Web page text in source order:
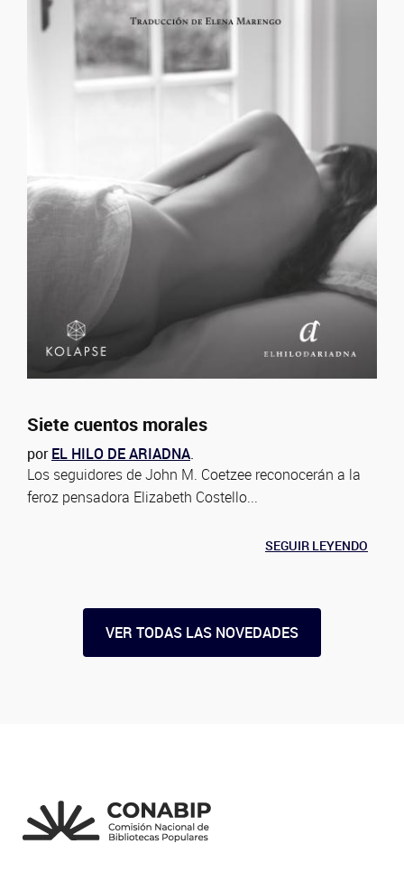
Siete cuentos morales
porEL HILO DE ARIADNA.
Los seguidores de John M. Coetzee reconocerán a la
feroz pensadora Elizabeth Costello...
SEGUIR LEYENDO
VER TODAS LAS NOVEDADES